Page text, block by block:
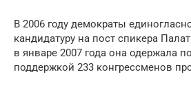
В 2006 году демократы
кандидатуру на пост спикера
в январе 2007 года она одержала
поддержкой 233 конгрессменов